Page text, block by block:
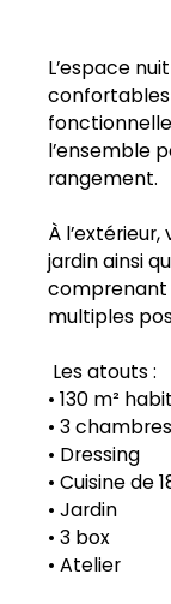
L’espace
confortables
l’ensemble
rangement.
À
jardin ainsi
comprenant
multiples
Les atouts :
• 130 m²
• 3 chambres
• Dressing
• Cuisine de
• Jardin
• 3 box
• Atelier